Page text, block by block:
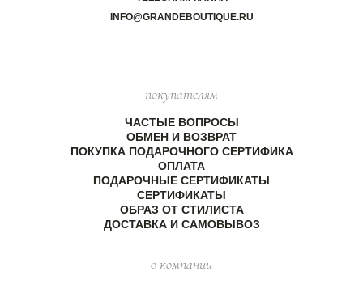
INFO@GRANDEBOUTIQUE.RU
покупателям
ЧАСТЫЕ ВОПРОСЫ
ОБМЕН И ВОЗВРАТ
ПОКУПКА ПОДАРОЧНОГО СЕРТИФИКА
ОПЛАТА
ПОДАРОЧНЫЕ СЕРТИФИКАТЫ
СЕРТИФИКАТЫ
ОБРАЗ ОТ СТИЛИСТА
ДОСТАВКА И САМОВЫВОЗ
о компании